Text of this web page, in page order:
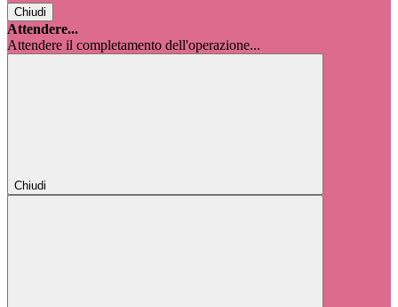
Chiudi
Attendere...
Attendere il completamento dell'operazione...
Chiudi